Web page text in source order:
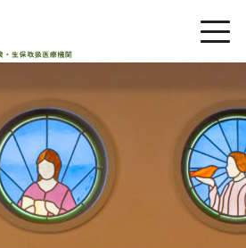
クリニック 医師
制について